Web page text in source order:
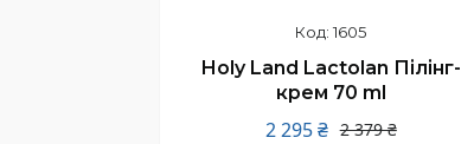
1605
Holy Land Lactolan Пілінг-
крем 70 ml
2 379 ₴
2 295 ₴